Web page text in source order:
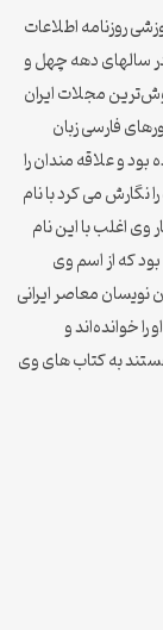
آموزشی روزنامه اطلاعات
سالهای دهه چهل و
به یکی از پرفروش‌ترین مجلات ایران
فارسی زبان
بود و علاقه مندان را
می کرد با نام
اغلب با این نام
که از اسم وی
نویسان معاصر ایرانی
خوانده‌اند و
به کتاب های وی